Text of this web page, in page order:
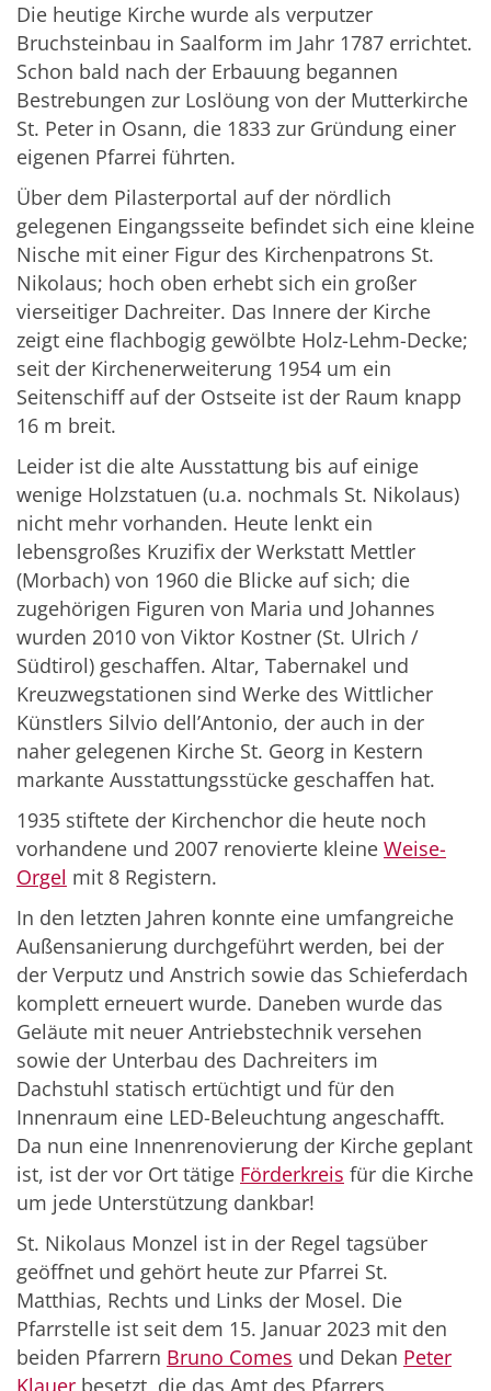
Die heutige Kirche wurde als verputzer
Bruchsteinbau in Saalform im Jahr 1787 errichtet.
Schon bald nach der Erbauung begannen
Bestrebungen zur Loslöung von der Mutterkirche
St. Peter in Osann, die 1833 zur Gründung einer
eigenen Pfarrei führten.
Über dem Pilasterportal auf der nördlich
gelegenen Eingangsseite befindet sich eine kleine
Nische mit einer Figur des Kirchenpatrons St.
Nikolaus; hoch oben erhebt sich ein großer
vierseitiger Dachreiter. Das Innere der Kirche
zeigt eine flachbogig gewölbte Holz-Lehm-Decke;
seit der Kirchenerweiterung 1954 um ein
Seitenschiff auf der Ostseite ist der Raum knapp
16 m breit.
Leider ist die alte Ausstattung bis auf einige
wenige Holzstatuen (u.a. nochmals St. Nikolaus)
nicht mehr vorhanden. Heute lenkt ein
lebensgroßes Kruzifix der Werkstatt Mettler
(Morbach) von 1960 die Blicke auf sich; die
zugehörigen Figuren von Maria und Johannes
wurden 2010 von Viktor Kostner (St. Ulrich /
Südtirol) geschaffen. Altar, Tabernakel und
Kreuzwegstationen sind Werke des Wittlicher
Künstlers Silvio dell’Antonio, der auch in der
naher gelegenen Kirche St. Georg in Kestern
markante Ausstattungsstücke geschaffen hat.
1935 stiftete der Kirchenchor die heute noch
vorhandene und 2007 renovierte kleine Weise-
Orgel mit 8 Registern.
In den letzten Jahren konnte eine umfangreiche
Außensanierung durchgeführt werden, bei der
der Verputz und Anstrich sowie das Schieferdach
komplett erneuert wurde. Daneben wurde das
Geläute mit neuer Antriebstechnik versehen
sowie der Unterbau des Dachreiters im
Dachstuhl statisch ertüchtigt und für den
Innenraum eine LED-Beleuchtung angeschafft.
Da nun eine Innenrenovierung der Kirche geplant
ist, ist der vor Ort tätige Förderkreis für die Kirche
um jede Unterstützung dankbar!
St. Nikolaus Monzel ist in der Regel tagsüber
geöffnet und gehört heute zur Pfarrei St.
Matthias, Rechts und Links der Mosel. Die
Pfarrstelle ist seit dem 15. Januar 2023 mit den
beiden Pfarrern Bruno Comes und Dekan Peter